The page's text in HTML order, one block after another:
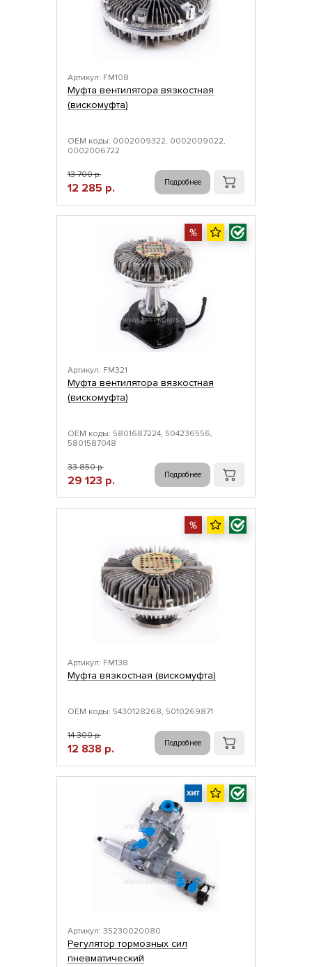
Артикул: FM108
Муфта вентилятора вязкостная
(вискомуфта)
ОЕМ коды: 0002009322, 0002009022,
0002006722
13 700 р.
12 285 р. Подробнее
Артикул: FM321
Муфта вентилятора вязкостная
(вискомуфта)
ОЕМ коды: 5801687224, 504236556,
5801587048
33 850 р.
29 123 р. Подробнее
Артикул: FM138
Муфта вязкостная (вискомуфта)
ОЕМ коды: 5430128268, 5010269871
14 300 р.
12 838 р. Подробнее
Артикул: 35230020080
Регулятор тормозных сил
пневматический